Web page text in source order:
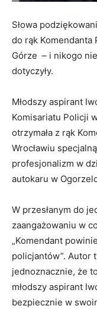
Słowa
do rąk
Górze – i nikogo
dotyczyły.
Młodszy aspirant
Komisariatu Policji
otrzymała z rąk
Wrocławiu
profesjonalizm w
autokaru w
W przesłanym do
zaangażowaniu w
„Komendant
policjantów”. Autor
jednoznacznie, że
młodszy aspirant
bezpiecznie w